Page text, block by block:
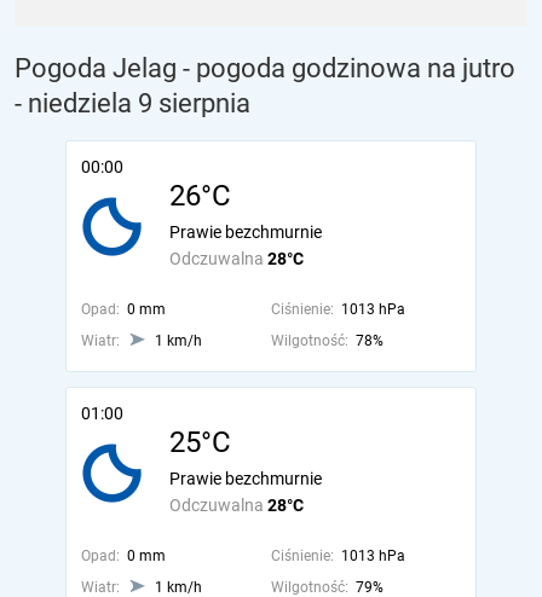
Pogoda Jelag - pogoda godzinowa na jutro
- niedziela 9 sierpnia
00:00
26°C
Odczuwalna 28°C
Prawie bezchmurnie
Opad: 0 mm Ciśnienie: 1013 hPa
Wiatr:
1 km/h Wilgotność: 78%
01:00
25°C
Odczuwalna 28°C
Prawie bezchmurnie
Opad: 0 mm Ciśnienie: 1013 hPa
Wiatr:
1 km/h Wilgotność: 79%